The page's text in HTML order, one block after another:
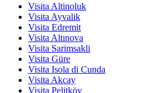
Visita Altinoluk
Visita Ayvalik
Visita Edremit
Visita Altınova
Visita Sarimsakli
Visita Güre
Visita Isola di Cunda
Visita Akcay
Visita Pelitköy